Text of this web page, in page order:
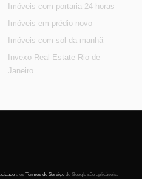
Imóveis com portaria 24 horas
Imóveis em prédio novo
Imóveis com sol da manhã
Invexo Real Estate Rio de
Janeiro
e os Termos de Serviço do Google são aplicáveis.